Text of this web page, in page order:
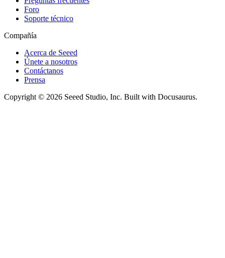
Foro
Soporte técnico
Compañía
Acerca de Seeed
Únete a nosotros
Contáctanos
Prensa
Copyright © 2026 Seeed Studio, Inc. Built with Docusaurus.